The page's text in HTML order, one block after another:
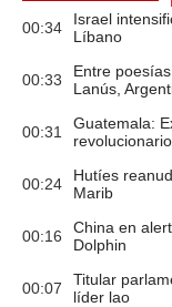
00:34
Israel
Líbano
00:33
Entre
Lanús,
00:31
Guatemala:
00:24
Hutíes
Marib
00:16
China en
Dolphin
00:07
Titular
líder lao